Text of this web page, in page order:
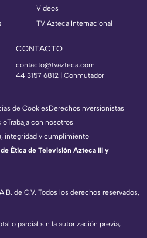
Videos
TV Azteca Internacional
CONTACTO
contacto@tvazteca.com
44 3157 6812 | Conmutador
de C.V. Todos los derechos reservados,
o parcial sin la autorización previa,
de CookiesDerechosInversionistas
Trabaja con nosotros
integridad y cumplimiento
Ética de Televisión Azteca III y